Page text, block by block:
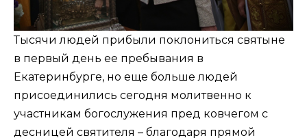
Тысячи людей прибыли поклониться святыне
в первый день ее пребывания в
Екатеринбурге, но еще больше людей
присоединились сегодня молитвенно к
участникам богослужения пред ковчегом с
десницей святителя – благодаря прямой